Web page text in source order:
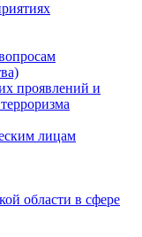
проявлений и
лицам
области в сфере